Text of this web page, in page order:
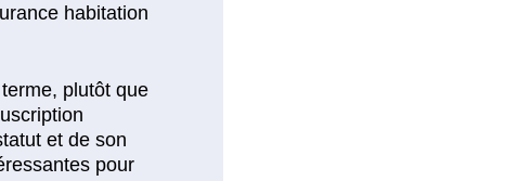
habitation